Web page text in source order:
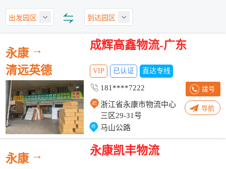
出发园区 到达园区
永康 →
清远英德
成辉高鑫物流-广东
VIP 已认证 直达专线
181****7222 拨号
浙江省永康市物流中心
三区29-31号
导航
马山公路
永康 →
永康凯丰物流